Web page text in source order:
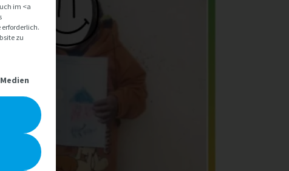
im <a
zu
werden kann. Die erste Service-Gruppe ist essenziell und kann